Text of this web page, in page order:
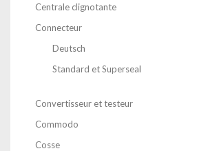
Centrale clignotante
Connecteur
Deutsch
Standard et Superseal
Convertisseur et testeur
Commodo
Cosse